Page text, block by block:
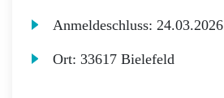
Anmeldeschluss:24.03.2026
Ort:33617 Bielefeld